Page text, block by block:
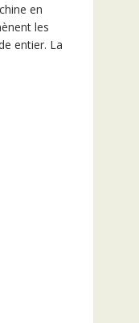
en
les
entier. La